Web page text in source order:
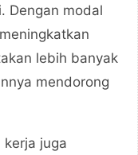
Dengan modal
lebih banyak
mendorong
kerja juga